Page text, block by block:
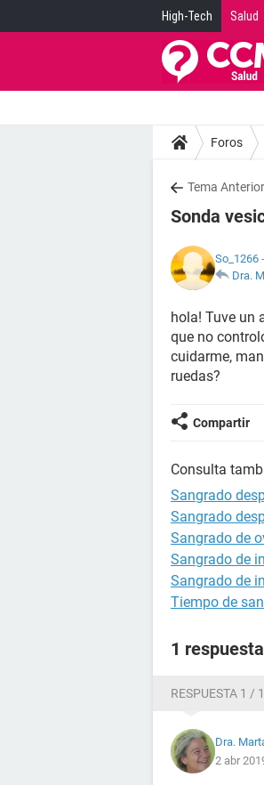
High-Tech Salud
Foros
Tema Anterior
Sonda
So_1266
Dra.
hola! Tuve un
que no
cuidarme,
ruedas?
Compartir
Consulta
Sangrado
Sangrado
Sangrado de
Sangrado de
Sangrado de
Tiempo de
1 respuesta
RESPUESTA 1 / 1
Dra.
2 abr